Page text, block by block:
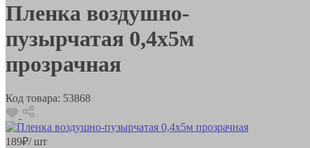
Пленка воздушно-
пузырчатая 0,4х5м
прозрачная
Код товара: 53868
189₽/ шт